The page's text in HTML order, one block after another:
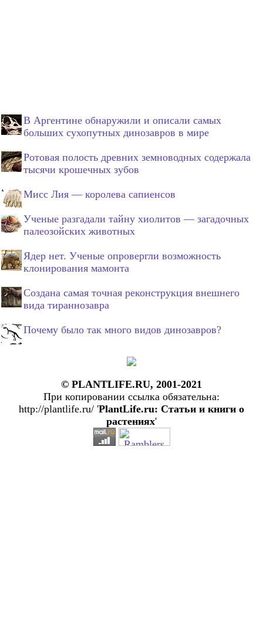
В Аргентине обнаружили и описали самых
больших сухопутных динозавров в мире
Ротовая полость древних земноводных содержала
тысячи крошечных зубов
Мисс Лия — королева сапиенсов
Ученые разгадали тайну хиолитов — загадочных
палеозойских животных
Ядер нет. Ученые опровергли возможность
клонирования мамонта
Создана самая точная реконструкция внешнего
вида тираннозавра
Почему было так много видов динозавров?
© PLANTLIFE.RU, 2001-2021
При копировании ссылка обязательна:
http://plantlife.ru/ 'PlantLife.ru: Статьи и книги о
растениях'